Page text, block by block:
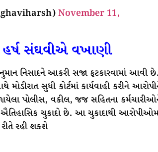
November 11,
હર્ષ સંઘવીએ વખાણી
નિસાદને આકરી સજા ફટકારવામાં આવી છે.
સુધી કોર્ટમાં કાર્યવાહી કરીને
પોલીસ, વકીલ, જજ સહિતના
ચુકાદો છે. આ ચુકાદાથી
રહી શકશે